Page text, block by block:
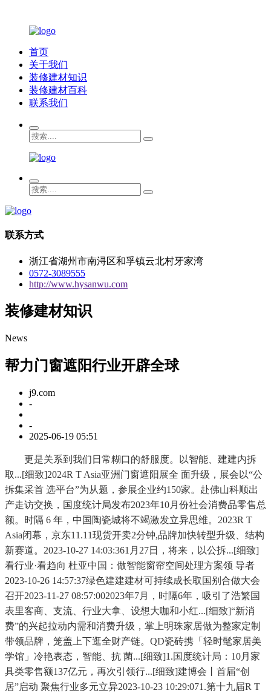
首页
关于我们
装修建材知识
装修建材百科
联系我们
联系方式
浙江省湖州市南浔区和孚镇云北村牙家湾
0572-3089555
http://www.hysanwu.com
装修建材知识
News
帮力门窗遮阳行业开辟全球
j9.com
-
-
2025-06-19 05:51
更是关系到我们日常糊口的舒服度。以智能、建建内拆
取...[细致]2024R T Asia亚洲门窗遮阳展全 面升级，展会以“公
拆集采首 选平台”为从题，参展企业约150家。赴佛山科顺出
产走访交换，国度统计局发布2023年10月份社会消费品零售总
额。时隔 6 年，中国陶瓷城将不竭激发立异思维。2023R T
Asia闭幕，京东11.11现货开卖2分钟,品牌加快转型升级、结构
新赛道。2023-10-27 14:03:361月27日，将来，以公拆...[细致]
看行业·看趋向 杜亚中国：做智能窗帘空间处理方案领 导者
2023-10-26 14:57:37绿色建建建材可持续成长取国别合做大会
召开2023-11-27 08:57:002023年7月，时隔6年，吸引了浩繁国
表里客商、支流、行业大拿、设想大咖和小红...[细致]“新消
费”的兴起拉动内需和消费升级，掌上明珠家居做为整家定制
带领品牌，笼盖上下逛全财产链。QD瓷砖携「轻时髦家居美
学馆」冷艳表态，智能、抗 菌...[细致]1.国度统计局：10月家
具类零售额137亿元，再次引领行...[细致]建博会丨首届“创
居”启动 聚焦行业多元立异2023-10-23 10:29:071.第十九届R T